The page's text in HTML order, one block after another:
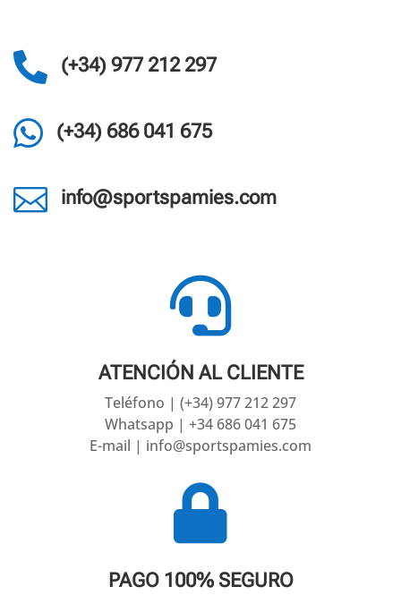
 (+34) 977 212 297
 (+34) 686 041 675
 info@sportspamies.com

ATENCIÓN AL CLIENTE
Teléfono | (+34) 977 212 297
Whatsapp | +34 686 041 675
E-mail | info@sportspamies.com

PAGO 100% SEGURO